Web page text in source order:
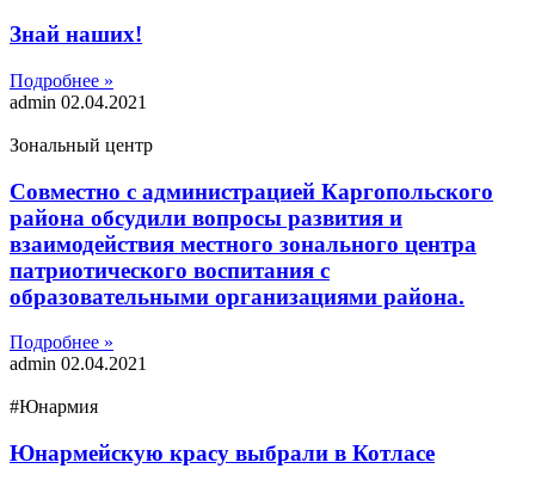
Знай наших!
Подробнее »
admin 02.04.2021
Зональный центр
Совместно с администрацией Каргопольского
района обсудили вопросы развития и
взаимодействия местного зонального центра
патриотического воспитания с
образовательными организациями района.
Подробнее »
admin 02.04.2021
#Юнармия
Юнармейскую красу выбрали в Котласе